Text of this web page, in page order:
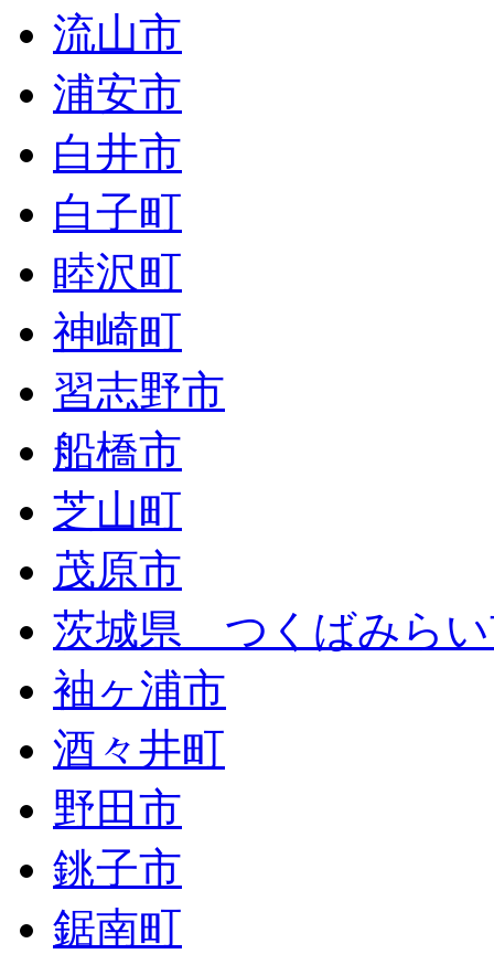
流山市
浦安市
白井市
白子町
睦沢町
神崎町
習志野市
船橋市
芝山町
茂原市
茨城県 つくばみら
袖ヶ浦市
酒々井町
野田市
銚子市
鋸南町